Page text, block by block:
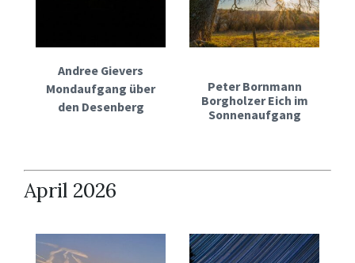
Andree Gievers
Mondaufgang über
den Desenberg
Peter Bornmann
Borgholzer Eich im
Sonnenaufgang
April 2026